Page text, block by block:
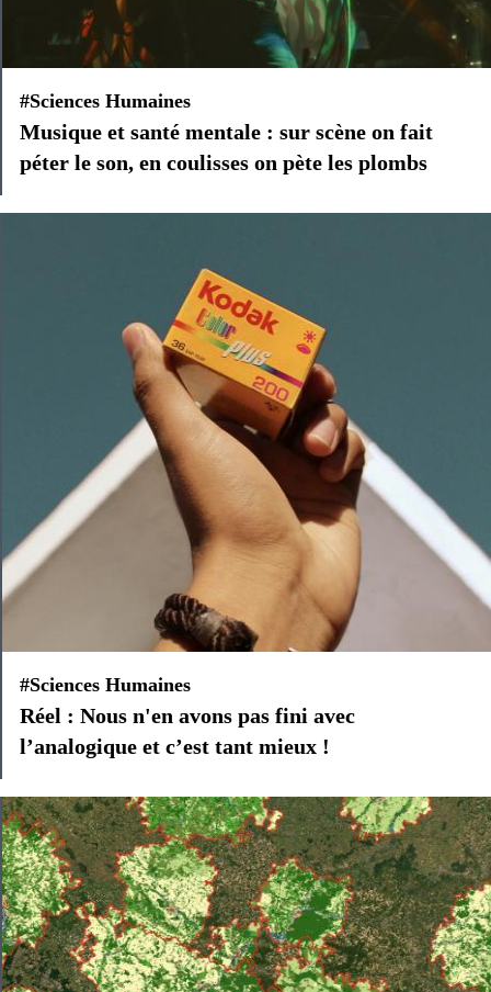
#Sciences Humaines
Musique et santé mentale : sur scène on fait
péter le son, en coulisses on pète les plombs
#Sciences Humaines
Réel : Nous n'en avons pas fini avec
l’analogique et c’est tant mieux !